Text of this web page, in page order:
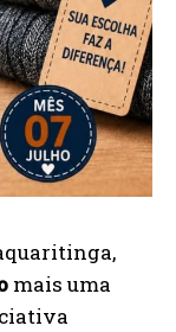
mais uma